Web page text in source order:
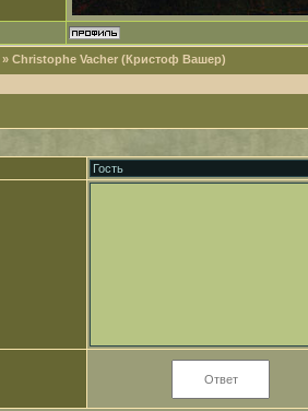
» Christophe Vacher (Кристоф Вашер)